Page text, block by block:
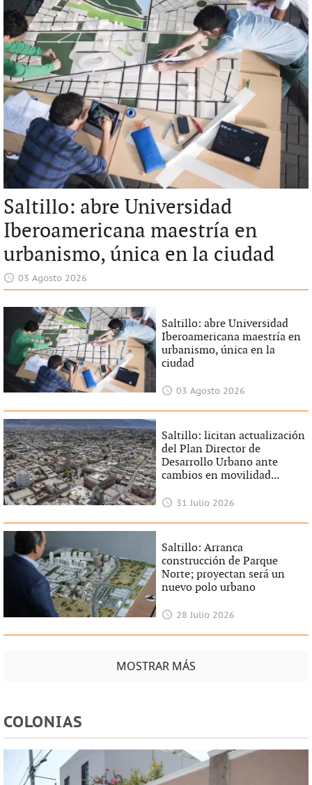
Saltillo: abre Universidad
Iberoamericana maestría en
urbanismo, única en la ciudad
03 Agosto 2026
Saltillo: abre Universidad
Iberoamericana maestría en
urbanismo, única en la
ciudad
03 Agosto 2026
Saltillo: licitan actualización
del Plan Director de
Desarrollo Urbano ante
cambios en movilidad...
31 Julio 2026
Saltillo: Arranca
construcción de Parque
Norte; proyectan será un
nuevo polo urbano
28 Julio 2026
MOSTRAR MÁS
COLONIAS